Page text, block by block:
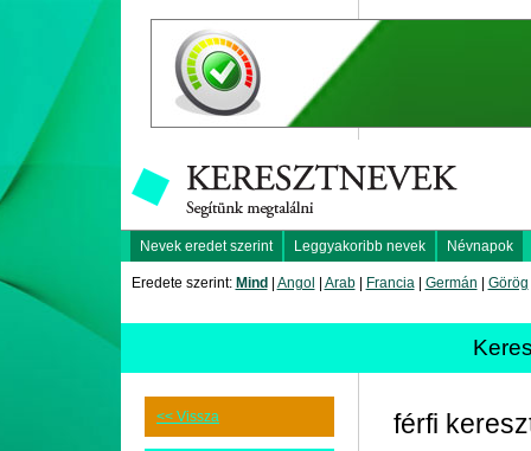
Nevek eredet szerint Leggyakoribb nevek Névnapok
Eredete szerint: Mind Angol Arab| Francia| Germán Görög
<< Vissza
férfi